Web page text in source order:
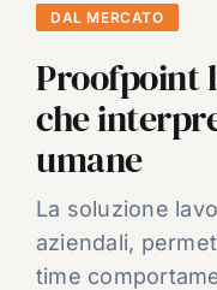
DAL MERCATO
CARRIERE
VIDEO
EVENTI
CHI SIAMO
DAL MERCATO
Proofpoint
che
umane
La soluzione
aziendali,
time